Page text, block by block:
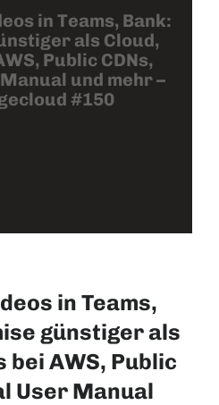
in Teams, Bank:
als Cloud,
Public CDNs,
und mehr –
#150
in Teams,
günstiger als
bei AWS, Public
User Manual